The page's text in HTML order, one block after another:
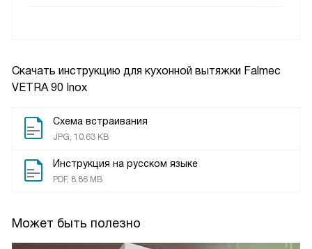
Скачать инструкцию для кухонной вытяжки Falmec
VETRA 90 Inox
Схема встраивания
JPG, 10.63 KB
Инструкция на русском языке
PDF, 8.86 MB
Может быть полезно